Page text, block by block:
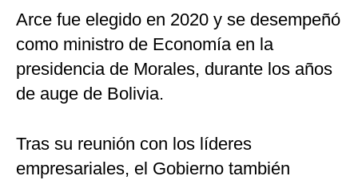
Arce fue elegido en 2020 y se desempeñó
como ministro de Economía en la
presidencia de Morales, durante los años
de auge de Bolivia.
Tras su reunión con los líderes
empresariales, el Gobierno también